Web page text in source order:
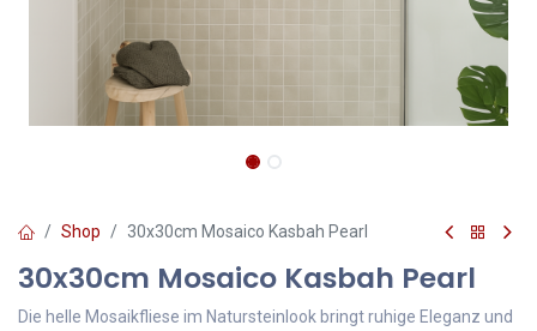
Shop 30x30cm Mosaico Kasbah Pearl
30x30cm Mosaico Kasbah Pearl
Die helle Mosaikfliese im Natursteinlook bringt ruhige Eleganz und